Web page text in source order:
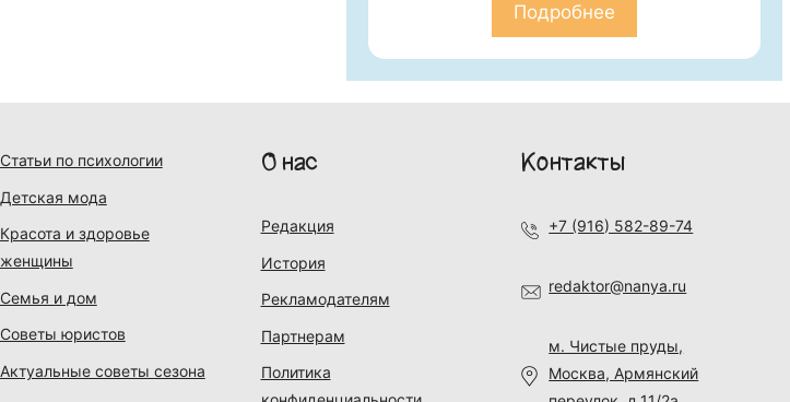
Подробнее
Статьи по психологии
Детская мода
Красота и здоровье
женщины
Семья и дом
Советы юристов
Актуальные советы сезона
О нас
Редакция
История
Рекламодателям
Партнерам
Политика
Контакты
+7 (916) 582-89-74
redaktor@nanya.ru
м. Чистые пруды,
Москва, Армянский